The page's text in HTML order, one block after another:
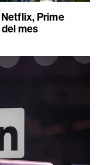
Prime
mes